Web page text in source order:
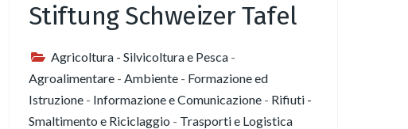
Stiftung Schweizer Tafel
Agricoltura - Silvicoltura e Pesca-
Agroalimentare- Ambiente- Formazione ed
Istruzione- Informazione e Comunicazione- Rifiuti -
Smaltimento e Riciclaggio - Trasporti e Logistica